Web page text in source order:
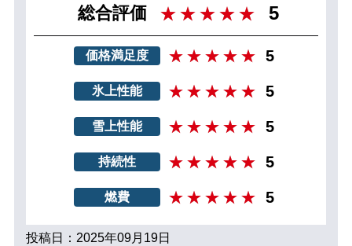
総合評価 5
価格満足度 5
氷上性能 5
雪上性能 5
持続性 5
燃費 5
投稿日：2025年09月19日